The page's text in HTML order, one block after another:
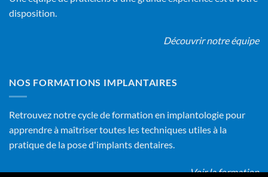
disposition.
Découvrir notre équipe
NOS FORMATIONS IMPLANTAIRES
Retrouvez notre cycle de formation en implantologie pour
apprendre à maîtriser toutes les techniques utiles à la
pratique de la pose d'implants dentaires.
Voir la formation